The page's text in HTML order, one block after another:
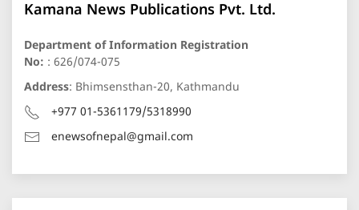
Kamana News Publications Pvt. Ltd.
Department of Information Registration
No: : 626/074-075
Address: Bhimsensthan-20, Kathmandu
+977 01-5361179/5318990
enewsofnepal@gmail.com